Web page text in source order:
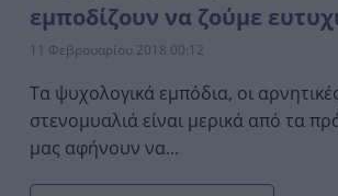
εμποδίζουν να ζούμε
11 Φεβρουαρίου 2018 00:12
Τα ψυχολογικά εμπόδια, οι
στενομυαλιά είναι μερικά από τα
μας αφήνουν να...